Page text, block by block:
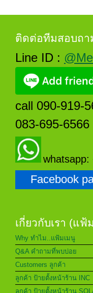
ติดต่อทีมสอบถา
Line ID :
call 090-919-
083-695-6566
whatsapp:
Facebook
เกี่ยวกับเรา (แฟ้
Why ทำไม..แฟ้มเมนู
Q&A คำถามที่พบบ่อย
Customers ลูกค้า
ลูกค้า ป้ายตั้งหน้าร้าน INC
ลูกค้า ป้ายตั้งหน้าร้าน